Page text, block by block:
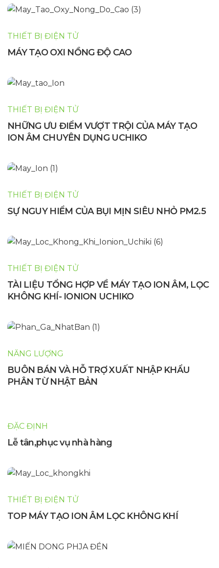
THIẾT BỊ ĐIỆN TỬ
MÁY TẠO OXI NỒNG ĐỘ CAO
THIẾT BỊ ĐIỆN TỬ
NHỮNG ƯU ĐIỂM VƯỢT TRỘI CỦA MÁY TẠO
ION ÂM CHUYÊN DỤNG UCHIKO
THIẾT BỊ ĐIỆN TỬ
SỰ NGUY HIỂM CỦA BỤI MỊN SIÊU NHỎ PM2.5
THIẾT BỊ ĐIỆN TỬ
TÀI LIỆU TỔNG HỢP VỀ MÁY TẠO ION ÂM, LỌC
KHÔNG KHÍ- IONION UCHIKO
NĂNG LƯỢNG
BUÔN BÁN VÀ HỖ TRỢ XUẤT NHẬP KHẨU
PHÂN TỪ NHẬT BẢN
ĐẶC ĐỊNH
Lễ tân,phục vụ nhà hàng
THIẾT BỊ ĐIỆN TỬ
TOP MÁY TẠO ION ÂM LỌC KHÔNG KHÍ